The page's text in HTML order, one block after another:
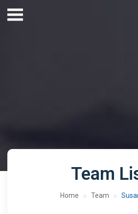
Team
Home Team